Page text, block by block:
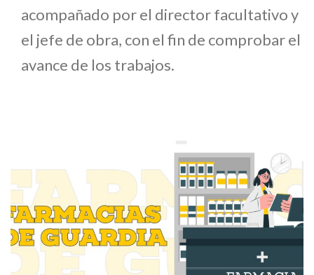
acompañado por el director facultativo y
el jefe de obra, con el fin de comprobar el
avance de los trabajos.